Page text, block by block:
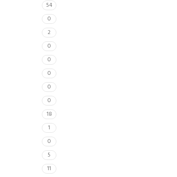
54
0
2
0
0
0
0
0
18
1
0
5
11